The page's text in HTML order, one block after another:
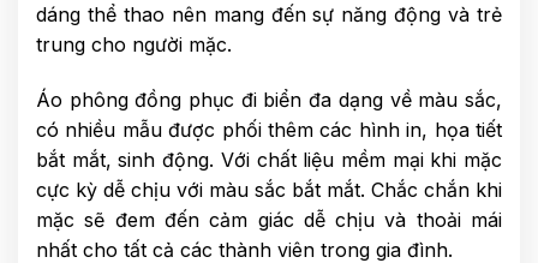
dáng thể thao nên mang đến sự năng động và trẻ
trung cho người mặc.
Áo phông đồng phục đi biển đa dạng về màu sắc,
có nhiều mẫu được phối thêm các hình in, họa tiết
bắt mắt, sinh động. Với chất liệu mềm mại khi mặc
cực kỳ dễ chịu với màu sắc bắt mắt. Chắc chắn khi
mặc sẽ đem đến cảm giác dễ chịu và thoải mái
nhất cho tất cả các thành viên trong gia đình.